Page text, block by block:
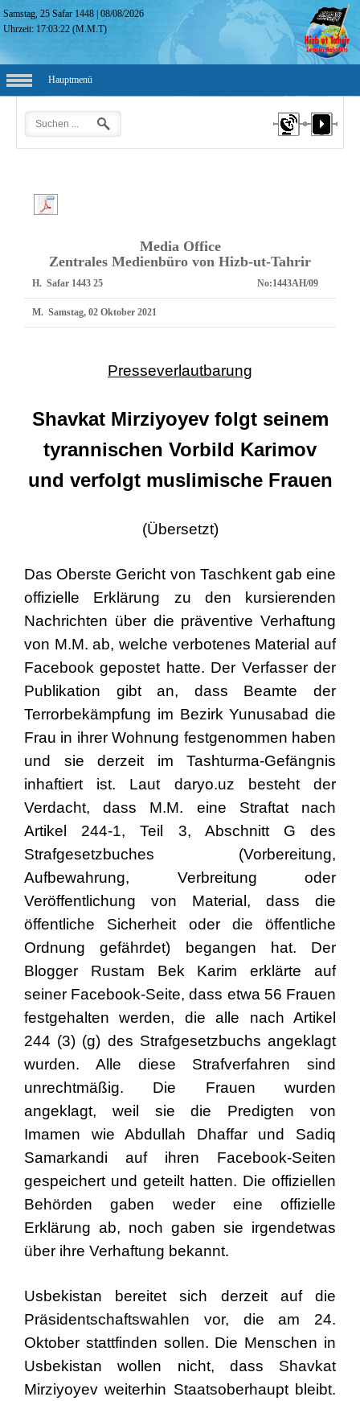
Samstag, 25 Safar 1448 |08/08/2026
Uhrzeit: 17:03:23 (M.M.T)
Hauptmenü
Media Office
Zentrales Medienbüro von Hizb-ut-Tahrir
H. 25 Safar 1443 No:
M. Samstag, 02 Oktober 2021
Presseverlautbarung
Shavkat Mirziyoyev folgt seinem
tyrannischen Vorbild Karimov
und verfolgt muslimische Frauen
(Übersetzt)
Das Oberste Gericht von Taschkent gab eine
offizielle Erklärung zu den kursierenden
Nachrichten über die präventive Verhaftung
von M.M. ab, welche verbotenes Material auf
Facebook gepostet hatte. Der Verfasser der
Publikation gibt an, dass Beamte der
Terrorbekämpfung im Bezirk Yunusabad die
Frau in ihrer Wohnung festgenommen haben
und sie derzeit im Tashturma-Gefängnis
inhaftiert ist. Laut daryo.uz besteht der
Verdacht, dass M.M. eine Straftat nach
Artikel 244-1, Teil 3, Abschnitt G des
Strafgesetzbuches (Vorbereitung,
Aufbewahrung, Verbreitung oder
Veröffentlichung von Material, dass die
öffentliche Sicherheit oder die öffentliche
Ordnung gefährdet) begangen hat. Der
Blogger Rustam Bek Karim erklärte auf
seiner Facebook-Seite, dass etwa 56 Frauen
festgehalten werden, die alle nach Artikel
244 (3) (g) des Strafgesetzbuchs angeklagt
wurden. Alle diese Strafverfahren sind
unrechtmäßig. Die Frauen wurden
angeklagt, weil sie die Predigten von
Imamen wie Abdullah Dhaffar und Sadiq
Samarkandi auf ihren Facebook-Seiten
gespeichert und geteilt hatten. Die offiziellen
Behörden gaben weder eine offizielle
Erklärung ab, noch gaben sie irgendetwas
über ihre Verhaftung bekannt.
Usbekistan bereitet sich derzeit auf die
Präsidentschaftswahlen vor, die am 24.
Oktober stattfinden sollen. Die Menschen in
Usbekistan wollen nicht, dass Shavkat
Mirziyoyev weiterhin Staatsoberhaupt bleibt.